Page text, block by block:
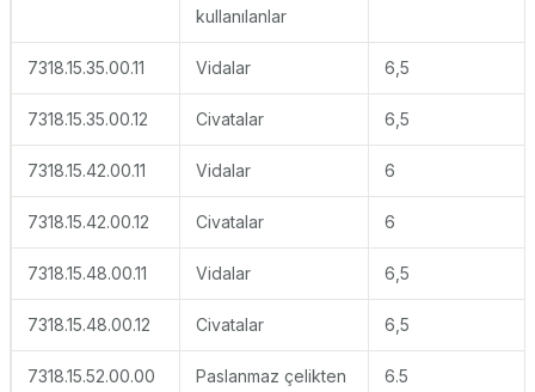
kullanılanlar
7318.15.35.00.11 Vidalar 6,5
7318.15.35.00.12 Civatalar 6,5
7318.15.42.00.11 Vidalar 6
7318.15.42.00.12 Civatalar 6
7318.15.48.00.11 Vidalar 6,5
7318.15.48.00.12 Civatalar 6,5
7318.15.52.00.00 Paslanmaz çelikten 6.5